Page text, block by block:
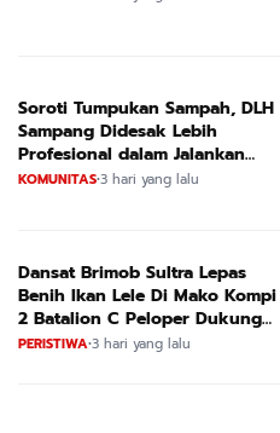
Soroti Tumpukan Sampah, DLH
Sampang Didesak Lebih
Profesional dalam Jalankan
Tugas
KOMUNITAS•3 hari yang lalu
Dansat Brimob Sultra Lepas
Benih Ikan Lele Di Mako Kompi
2 Batalion C Peloper Dukung
ketahanan Pangan Nasional
PERISTIWA•3 hari yang lalu